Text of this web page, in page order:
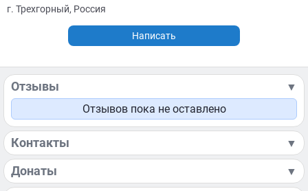
г. Трехгорный, Россия
Написать
Отзывы
▼
Отзывов пока не оставлено
Контакты ▼
Донаты ▼